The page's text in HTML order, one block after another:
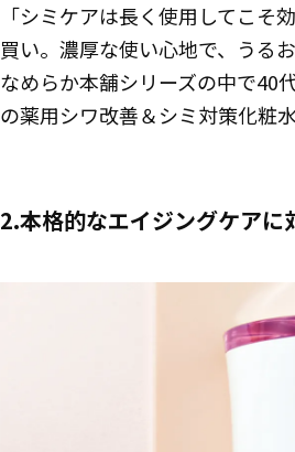
「シミケアは長く使用してこ
買い。濃厚な使い心地で、うる
なめらか本舗シリーズの中で40
の薬用シワ改善＆シミ対策化粧
2.本格的なエイジングケアに